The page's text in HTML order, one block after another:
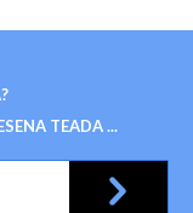
TEADA ...